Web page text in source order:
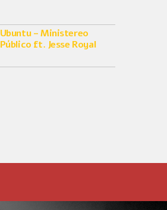
Ubuntu – Ministereo
Público ft. Jesse Royal